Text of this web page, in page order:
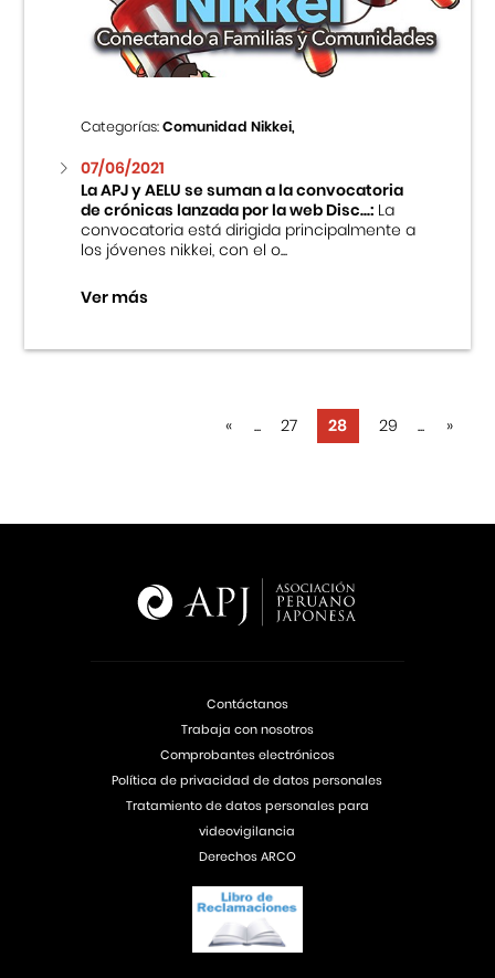
Categorías:Comunidad Nikkei,
07/06/2021
La APJ y AELU se suman a la convocatoria
de crónicas lanzada por la web Disc...:La
convocatoria está dirigida principalmente a
los jóvenes nikkei, con el o...
Ver más
« ... 27 28 29 ... »
Contáctanos
Trabaja con nosotros
Comprobantes electrónicos
Política de privacidad de datos personales
Tratamiento de datos personales para
videovigilancia
Derechos ARCO